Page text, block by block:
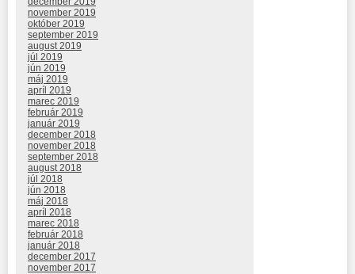
november 2019
október 2019
september 2019
august 2019
júl 2019
jún 2019
máj 2019
apríl 2019
marec 2019
február 2019
január 2019
december 2018
november 2018
september 2018
august 2018
júl 2018
jún 2018
máj 2018
apríl 2018
marec 2018
február 2018
január 2018
december 2017
november 2017